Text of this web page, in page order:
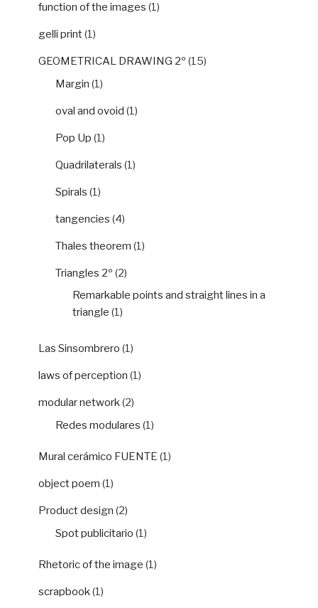
function of the images (1)
gelli print(1)
GEOMETRICAL DRAWING 2º (15)
Margin (1)
oval and ovoid (1)
Pop Up (1)
Quadrilaterals (1)
Spirals (1)
tangencies (4)
Thales theorem (1)
Triangles 2º (2)
Remarkable points and straight lines in a
triangle (1)
Las Sinsombrero (1)
laws of perception (1)
modular network(2)
Redes modulares (1)
Mural cerámico FUENTE (1)
object poem (1)
Product design (2)
Spot publicitario (1)
Rhetoric of the image (1)
scrapbook(1)